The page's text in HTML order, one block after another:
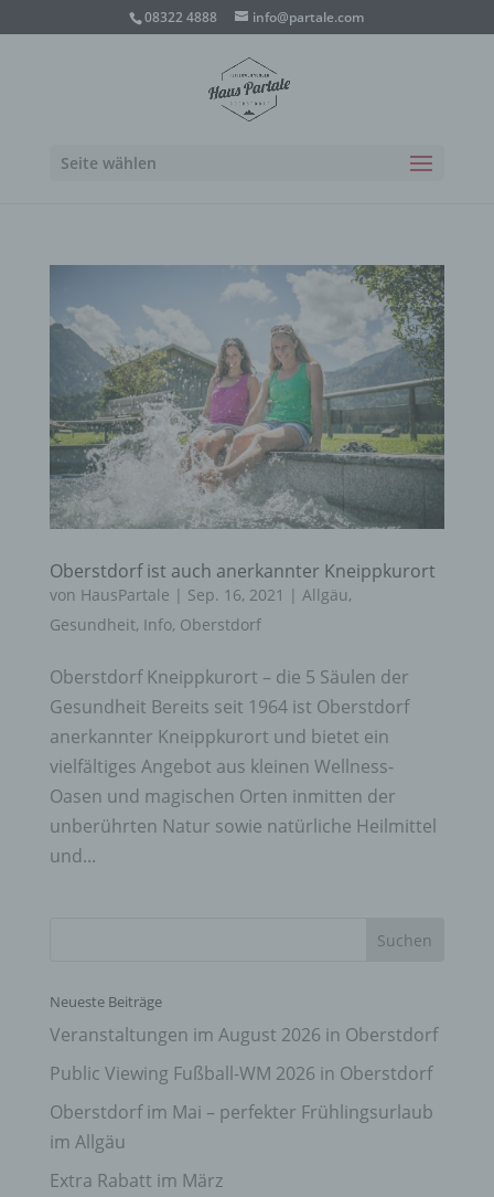
08322 4888 info@partale.com
Seite wählen
Oberstdorf ist auch anerkannter Kneippkurort
von HausPartale | Sep. 16, 2021 | Allgäu,
Gesundheit, Info, Oberstdorf
Oberstdorf Kneippkurort – die 5 Säulen der
Gesundheit Bereits seit 1964 ist Oberstdorf
anerkannter Kneippkurort und bietet ein
vielfältiges Angebot aus kleinen Wellness-
Oasen und magischen Orten inmitten der
unberührten Natur sowie natürliche Heilmittel
und...
Neueste Beiträge
Veranstaltungen im August 2026 in Oberstdorf
Public Viewing Fußball-WM 2026 in Oberstdorf
Oberstdorf im Mai – perfekter Frühlingsurlaub
im Allgäu
Extra Rabatt im März